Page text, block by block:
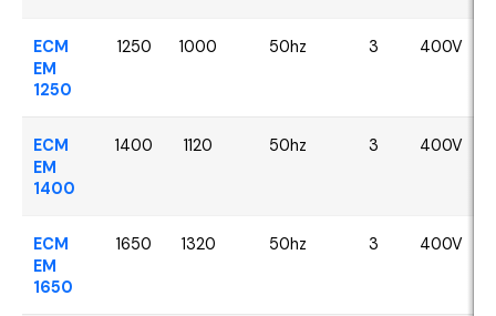
ECM
EM
1250
1250 1000 50hz 3 400V
ECM
EM
1400
1400 1120 50hz 3 400V
ECM
EM
1650
1650 1320 50hz 3 400V